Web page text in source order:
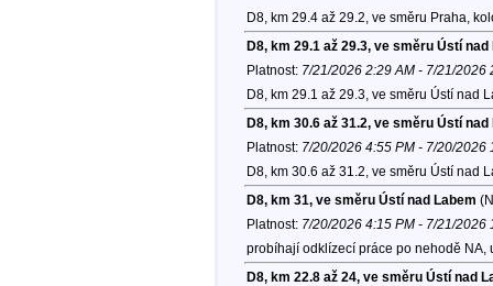
D8, km 29.4 až 29.2, ve směru Praha,
D8, km 29.1 až 29.3, ve směru Ústí nad
Platnost: 7/21/2026 2:29 AM - 7/21/2026
D8, km 29.1 až 29.3, ve směru Ústí nad
D8, km 30.6 až 31.2, ve směru Ústí nad
Platnost: 7/20/2026 4:55 PM - 7/20/2026
D8, km 30.6 až 31.2, ve směru Ústí nad
D8, km 31, ve směru Ústí nad Labem
Platnost: 7/20/2026 4:15 PM - 7/21/2026
probíhají odklízecí práce po nehodě NA,
D8, km 22.8 až 24, ve směru Ústí nad